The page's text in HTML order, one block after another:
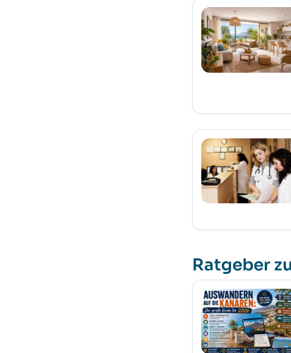
Ratgeber